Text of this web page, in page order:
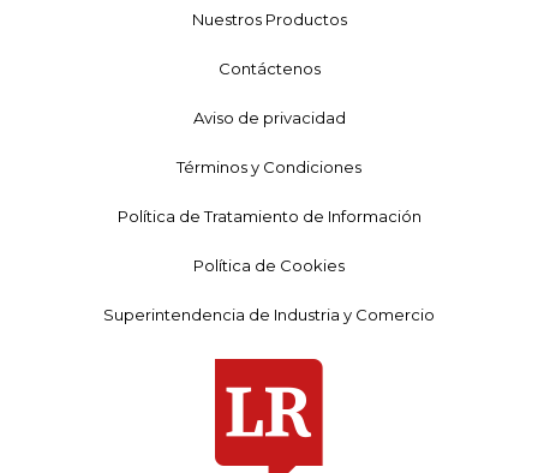
Nuestros Productos
Contáctenos
Aviso de privacidad
Términos y Condiciones
Política de Tratamiento de Información
Política de Cookies
Superintendencia de Industria y Comercio